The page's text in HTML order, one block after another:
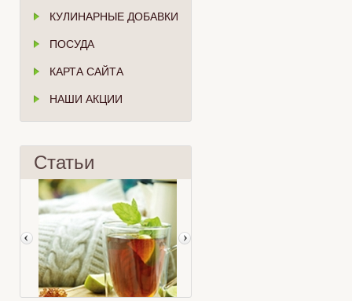
КУЛИНАРНЫЕ ДОБАВКИ
ПОСУДА
КАРТА САЙТА
НАШИ АКЦИИ
Статьи